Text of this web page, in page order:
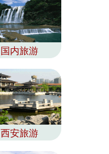
国内旅游
西安旅游